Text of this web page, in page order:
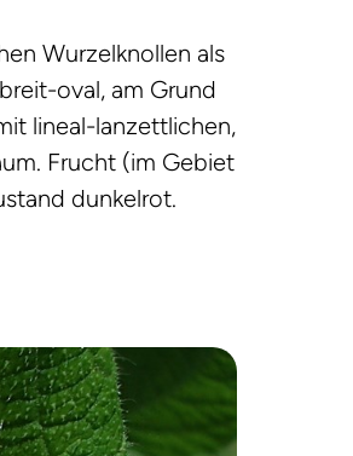
Wurzelknollen als
oval, am Grund
lineal-lanzettlichen,
Frucht (im Gebiet
dunkelrot.